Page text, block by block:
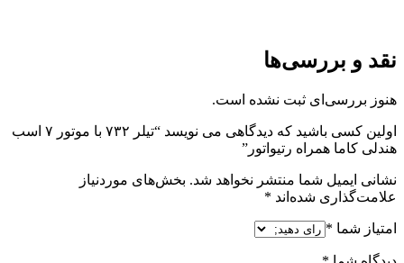
نقد و بررسی‌ها
هنوز بررسی‌ای ثبت نشده است.
اولین کسی باشید که دیدگاهی می نویسد “تیلر ۷۳۲ با موتور ۷ اسب
هندلی کاما همراه رتیواتور”
نشانی ایمیل شما منتشر نخواهد شد. بخش‌های موردنیاز
علامت‌گذاری شده‌اند *
امتیاز شما *